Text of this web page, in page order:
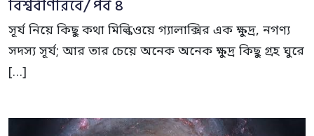
বিশ্ববীণারবে/ পর্ব ৪
সূর্য নিয়ে কিছু কথা মিল্কিওয়ে গ্যালাক্সির এক ক্ষুদ্র, নগণ্য
সদস্য সূর্য; আর তার চেয়ে অনেক অনেক ক্ষুদ্র কিছু গ্রহ ঘুরে
[…]